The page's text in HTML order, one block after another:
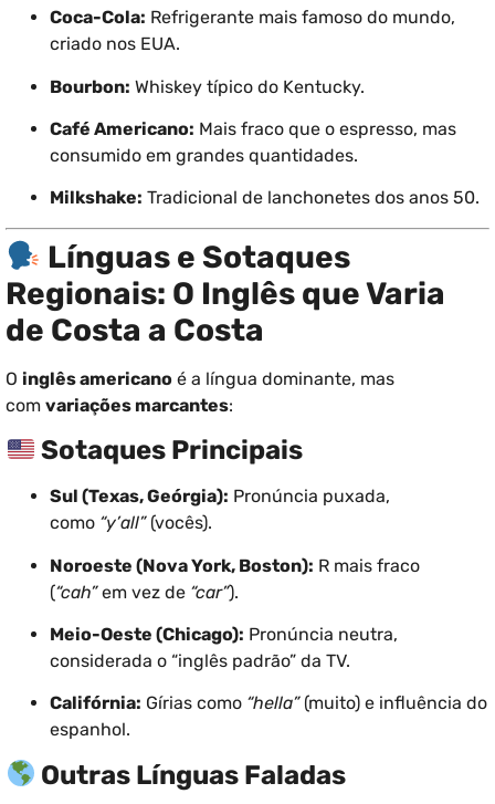
Coca-Cola: Refrigerante mais famoso do mundo,
criado nos EUA.
Bourbon: Whiskey típico do Kentucky.
Café Americano: Mais fraco que o espresso, mas
consumido em grandes quantidades.
Milkshake: Tradicional de lanchonetes dos anos 50.
Línguas e Sotaques
Regionais: O Inglês que Varia
de Costa a Costa
O inglês americano é a língua dominante, mas
com variações marcantes:
Sotaques Principais
Sul (Texas, Geórgia): Pronúncia puxada,
como “y’all”(vocês).
Noroeste (Nova York, Boston): R mais fraco
(“cah”em vez de “car”).
Meio-Oeste (Chicago): Pronúncia neutra,
considerada o “inglês padrão” da TV.
Califórnia: Gírias como “hella”(muito) e influência do
espanhol.
Outras Línguas Faladas